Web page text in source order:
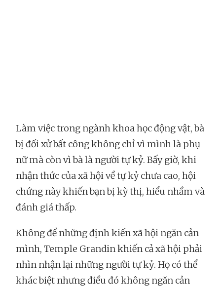
Làm việc trong ngành khoa học động vật, bà
bị đối xử bất công không chỉ vì mình là phụ
nữ mà còn vì bà là người tự kỷ. Bấy giờ, khi
nhận thức của xã hội về tự kỷ chưa cao, hội
chứng này khiến bạn bị kỳ thị, hiểu nhầm và
đánh giá thấp.
Không để những định kiến xã hội ngăn cản
mình, Temple Grandin khiến cả xã hội phải
nhìn nhận lại những người tự kỷ. Họ có thể
khác biệt nhưng điều đó không ngăn cản